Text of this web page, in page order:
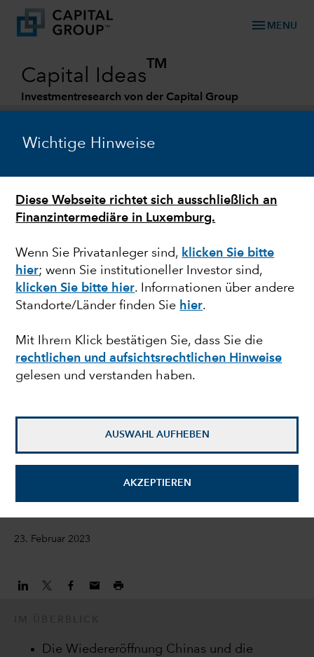
Wichtige Hinweise
Diese Webseite richtet sich ausschließlich an
Finanzintermediäre in Luxemburg.
Wenn Sie Privatanleger sind, klicken Sie bitte
hier; wenn Sie institutioneller Investor sind,
klicken Sie bitte hier. Informationen über andere
Standorte/Länder finden Sie hier.
Mit Ihrem Klick bestätigen Sie, dass Sie die
rechtlichen und aufsichtsrechtlichen Hinweise
gelesen und verstanden haben.
AUSWAHL AUFHEBEN
AKZEPTIEREN
menu MENU
Capital Ideas
TM
Investmentresearch von der Capital Group
ENERGIE
Fünf Trends, die die
Energiemärkte im Jahr
2023 bestimmen
Craig Beacock
Aktienanalyst
23. Februar 2023
Die Wiedereröffnung Chinas und die